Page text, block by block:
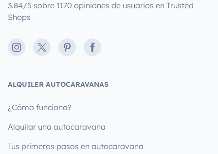
3.84/5 sobre 1170 opiniones de usuarios en Trusted
Shops
Instagram
X PinterestFacebook
ALQUILER AUTOCARAVANAS
¿Cómo funciona?
Alquilar una autocaravana
Tus primeros pasos en autocaravana